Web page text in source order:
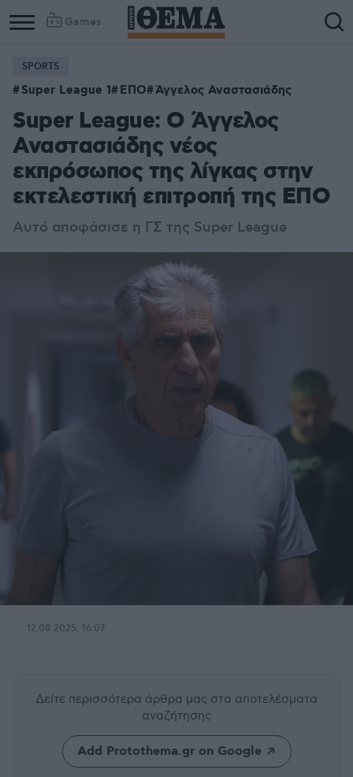
Games
SPORTS
Super League 1 ΕΠΟ Άγγελος Αναστασιάδης
Super League: Ο Άγγελος
Αναστασιάδης νέος
εκπρόσωπος της λίγκας στην
εκτελεστική επιτροπή της ΕΠΟ
Αυτό αποφάσισε η ΓΣ της Super League
12.08.2025, 16:07
Δείτε περισσότερα άρθρα μας στα αποτελέσματα
αναζήτησης
Add Protothema.gr on Google